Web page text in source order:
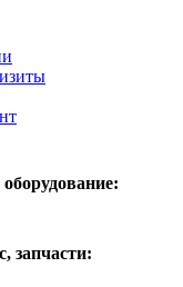
запчасти: